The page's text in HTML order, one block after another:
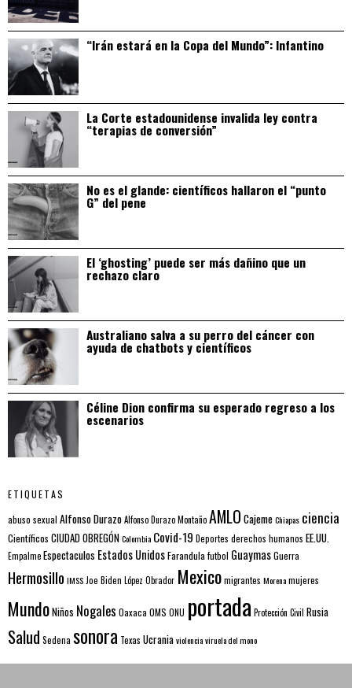
“Irán estará en la Copa del Mundo”: Infantino
La Corte estadounidense invalida ley contra
“terapias de conversión”
No es el glande: científicos hallaron el “punto
G” del pene
El ‘ghosting’ puede ser más dañino que un
rechazo claro
Australiano salva a su perro del cáncer con
ayuda de chatbots y científicos
Céline Dion confirma su esperado regreso a los
escenarios
ETIQUETAS
abuso sexual Alfonso DurazoAlfonso Durazo MontañoAMLO CajemeChiapas ciencia
Científicos CIUDAD OBREGÓNColombia Covid-19 Deportes derechos humanos EE.UU.
EmpalmeEspectaculos Estados UnidosFarandulafutbol GuaymasGuerra
Hermosillo IMSS Joe Biden López Obrador Mexicomigrantes Morenamujeres
MundoNiños Nogales Oaxaca OMS ONU portada Protección Civil Rusia
Salud Sedena sonora Texas Ucraniaviolenciaviruela del mono